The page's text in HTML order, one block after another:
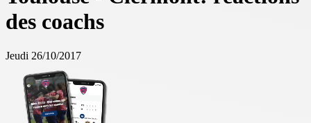
des coachs
Jeudi 26/10/2017